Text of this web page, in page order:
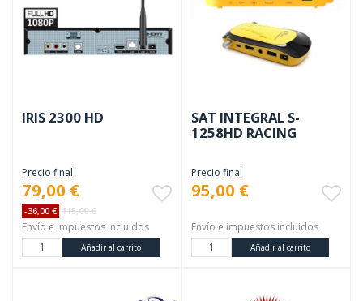
IRIS 2300 HD
Precio final
79,00 €
-36,00 € 115,00 €
Envío e impuestos incluidos
Añadir al carrito
SAT INTEGRAL S-
1258HD RACING
Precio final
95,00 €
Envío e impuestos incluidos
Añadir al carrito